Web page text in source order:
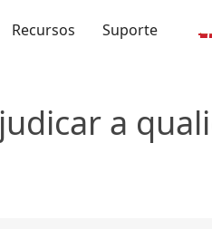
Recursos Suporte
a